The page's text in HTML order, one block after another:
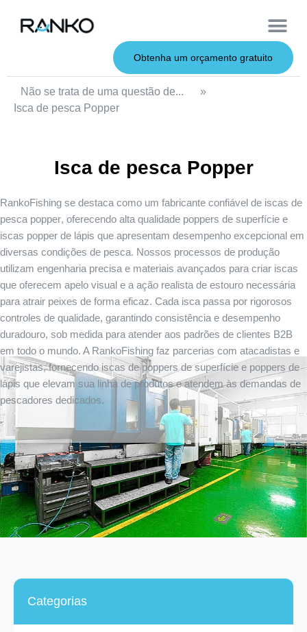
Obtenha um orçamento gratuito
Não se trata de uma questão de...
»
Isca de pesca Popper
Isca de pesca Popper
RankoFishing se destaca como um fabricante confiável de iscas de
pesca popper, oferecendo alta qualidade poppers de superfície e
iscas popper de lápis que apresentam desempenho excepcional em
diversas condições de pesca. Nossos processos de produção
utilizam engenharia precisa e materiais avançados para criar iscas
que oferecem apelo visual e a ação realista de estouro necessária
para atrair peixes de forma eficaz. Cada isca passa por rigorosos
controles de qualidade, garantindo consistência e desempenho
duradouro, sob medida para atender aos padrões de clientes B2B
em todo o mundo. A RankoFishing faz parcerias com atacadistas e
varejistas, fornecendo iscas de poppers de superfície e poppers de
lápis que elevam sua linha de produtos e atendem às demandas de
pescadores dedicados.
Categorias